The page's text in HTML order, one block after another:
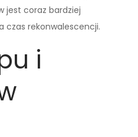
jest coraz bardziej
czas rekonwalescencji.
i